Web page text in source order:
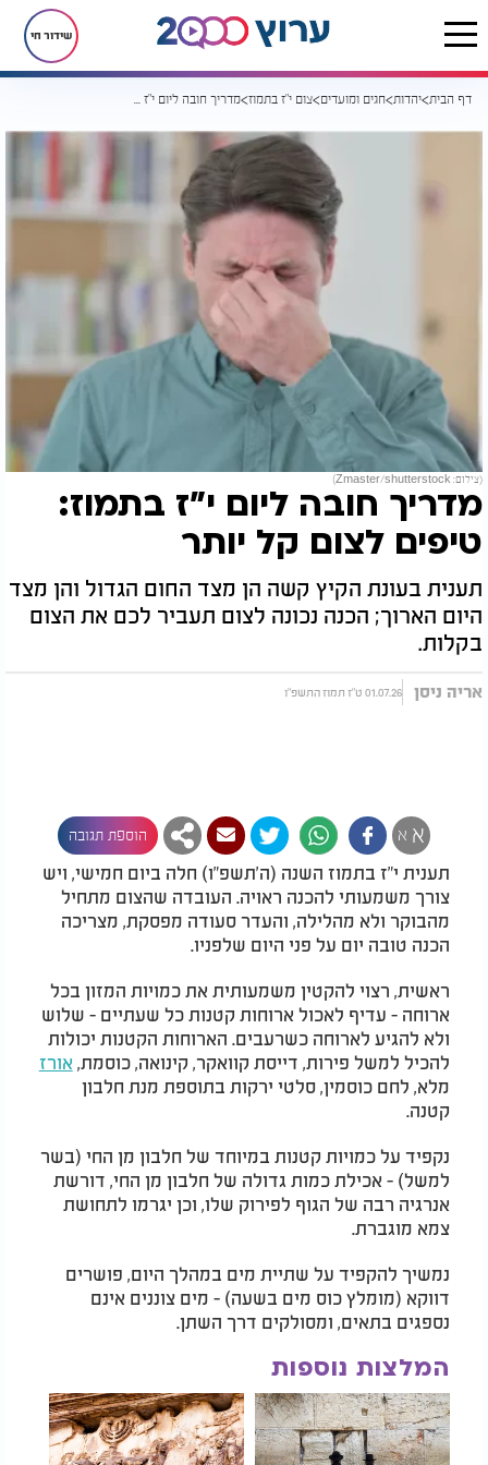
שידור חי
דף הבית יהדות חגים ומועדים צום י"ז בתמוז מדריך חובה ליום י"ז בתמוז: טיפים לצום קל יותר
(צילום: Zmaster/shutterstock)
מדריך חובה ליום י"ז בתמוז:
טיפים לצום קל יותר
תענית בעונת הקיץ קשה הן מצד החום הגדול והן מצד
היום הארוך; הכנה נכונה לצום תעביר לכם את הצום
בקלות.
אריה ניסן 01.07.26 ט"ז תמוז התשפ"ו
א א הוספת תגובה
תענית י"ז בתמוז השנה (ה'תשפ"ו) חלה ביום חמישי, ויש
צורך משמעותי להכנה ראויה. העובדה שהצום מתחיל
מהבוקר ולא מהלילה, והעדר סעודה מפסקת, מצריכה
הכנה טובה יום על פני היום שלפניו.
ראשית, רצוי להקטין משמעותית את כמויות המזון בכל
ארוחה - עדיף לאכול ארוחות קטנות כל שעתיים - שלוש
ולא להגיע לארוחה כשרעבים. הארוחות הקטנות יכולות
להכיל למשל פירות, דייסת קוואקר, קינואה, כוסמת, אורז
מלא, לחם כוסמין, סלטי ירקות בתוספת מנת חלבון
קטנה.
נקפיד על כמויות קטנות במיוחד של חלבון מן החי (בשר
למשל) - אכילת כמות גדולה של חלבון מן החי, דורשת
אנרגיה רבה של הגוף לפירוק שלו, וכן יגרמו לתחושת
צמא מוגברת.
נמשיך להקפיד על שתיית מים במהלך היום, פושרים
דווקא (מומלץ כוס מים בשעה) - מים צוננים אינם
נספגים בתאים, ומסולקים דרך השתן.
המלצות נוספות